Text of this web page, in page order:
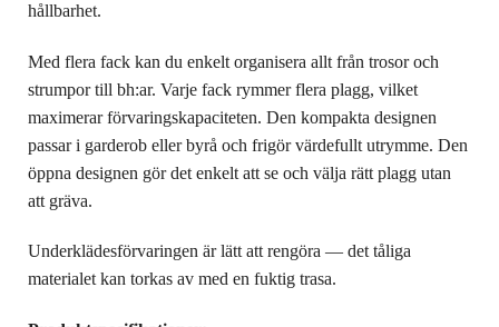
hållbarhet.
Med flera fack kan du enkelt organisera allt från trosor och
strumpor till bh:ar. Varje fack rymmer flera plagg, vilket
maximerar förvaringskapaciteten. Den kompakta designen
passar i garderob eller byrå och frigör värdefullt utrymme. Den
öppna designen gör det enkelt att se och välja rätt plagg utan
att gräva.
Underklädesförvaringen är lätt att rengöra — det tåliga
materialet kan torkas av med en fuktig trasa.